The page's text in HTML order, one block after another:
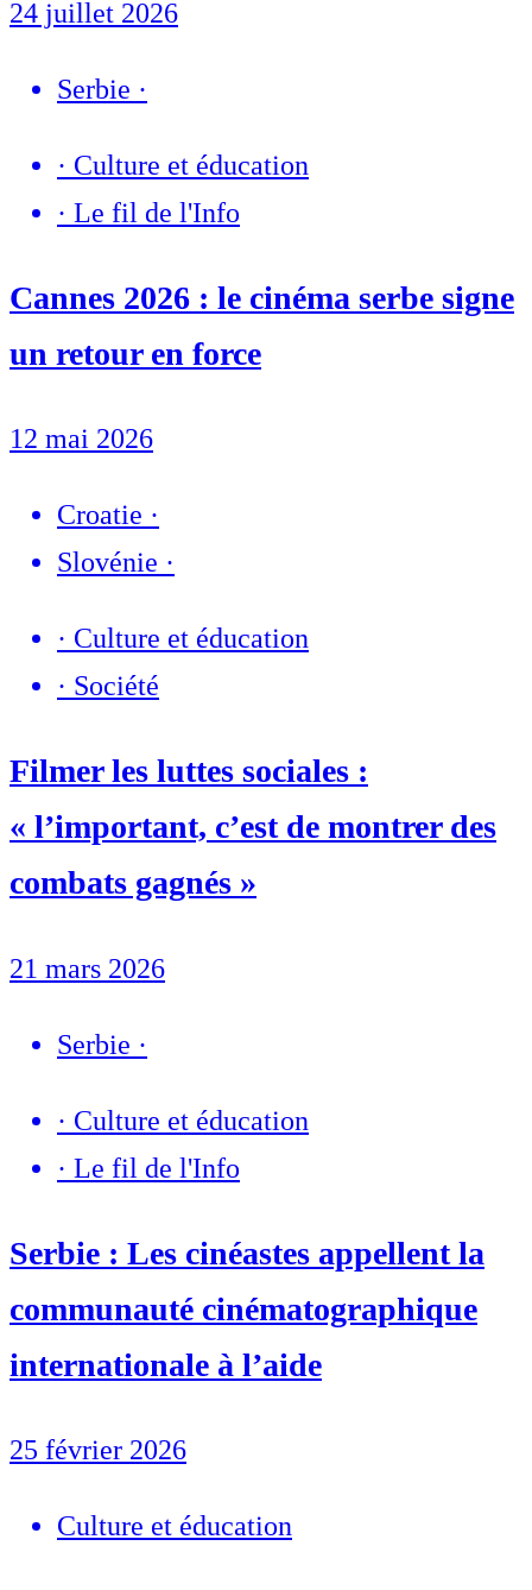
24 juillet 2026
Serbie ·
· Culture et éducation
· Le fil de l'Info
Cannes 2026 : le cinéma serbe signe
un retour en force
12 mai 2026
Croatie ·
Slovénie ·
· Culture et éducation
· Société
Filmer les luttes sociales :
« l’important, c’est de montrer des
combats gagnés »
21 mars 2026
Serbie ·
· Culture et éducation
· Le fil de l'Info
Serbie : Les cinéastes appellent la
communauté cinématographique
internationale à l’aide
25 février 2026
Culture et éducation